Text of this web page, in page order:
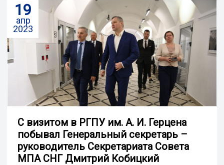
19
апр
2023
С визитом в РГПУ им. А. И. Герцена
побывал Генеральный секретарь –
руководитель Секретариата Совета
МПА СНГ Дмитрий Кобицкий